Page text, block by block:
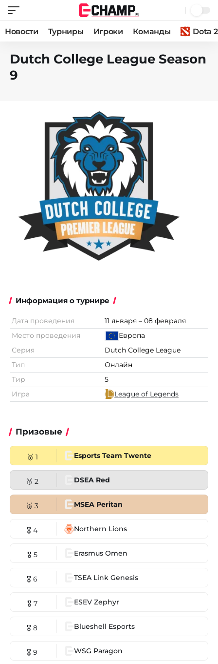
Новости Турниры Игроки Команды Dota 2
Dutch College League Season
9
Информация о турнире
Дата проведения
11 января – 08 февраля
Место проведения
Европа
Серия
Dutch College League
Тип
Онлайн
Тир
5
Игра
League of Legends
Призовые
🥇 1 Esports Team Twente
🥈 2 DSEA Red
🥉 3 MSEA Peritan
🎖 4 Northern Lions
🎖 5 Erasmus Omen
🎖 6 TSEA Link Genesis
🎖 7 ESEV Zephyr
🎖 8 Blueshell Esports
🎖 9 WSG Paragon